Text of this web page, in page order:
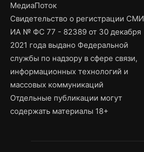
МедиаПоток
Свидетельство о регистрации СМИ
ИА № ФС 77 - 82389 от 30 декабря
2021 года выдано Федеральной
службы по надзору в сфере связи,
информационных технологий и
массовых коммуникаций
Отдельные публикации могут
содержать материалы 18+